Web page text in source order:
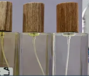
For inquiries,